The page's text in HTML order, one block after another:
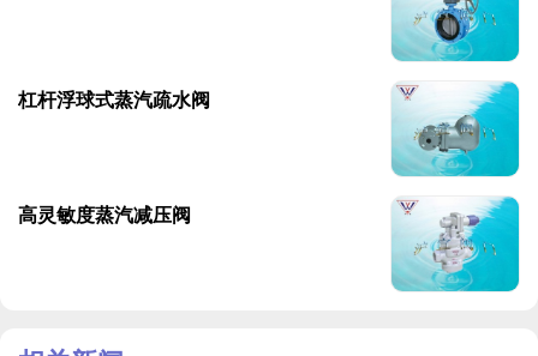
杠杆浮球式蒸汽疏水阀
高灵敏度蒸汽减压阀